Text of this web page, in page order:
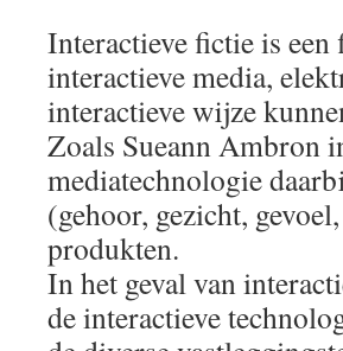
Interactieve fictie is
interactieve media,
interactieve wijze
Zoals Sueann Ambron
mediatechnologie
(gehoor, gezicht,
produkten.
In het geval van
de interactieve